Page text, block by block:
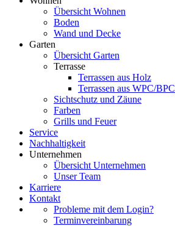
Übersicht Wohnen
Boden
Wand und Decke
Garten
Übersicht Garten
Terrasse
Terrassen aus Holz
Terrassen aus WPC/BPC
Sichtschutz und Zäune
Farben
Grills und Feuer
Service
Nachhaltigkeit
Unternehmen
Übersicht Unternehmen
Unser Team
Karriere
Kontakt
Probleme mit dem Login?
Terminvereinbarung